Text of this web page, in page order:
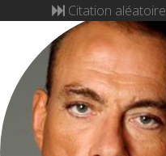
Citation aléatoire